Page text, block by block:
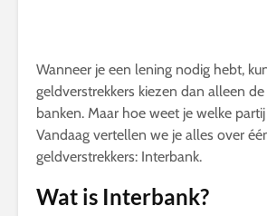
Wanneer je een lening nodig hebt,
geldverstrekkers kiezen dan alleen
banken. Maar hoe weet je welke
Vandaag vertellen we je alles over
geldverstrekkers: Interbank.
Wat is Interbank?